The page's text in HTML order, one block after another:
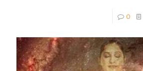
0